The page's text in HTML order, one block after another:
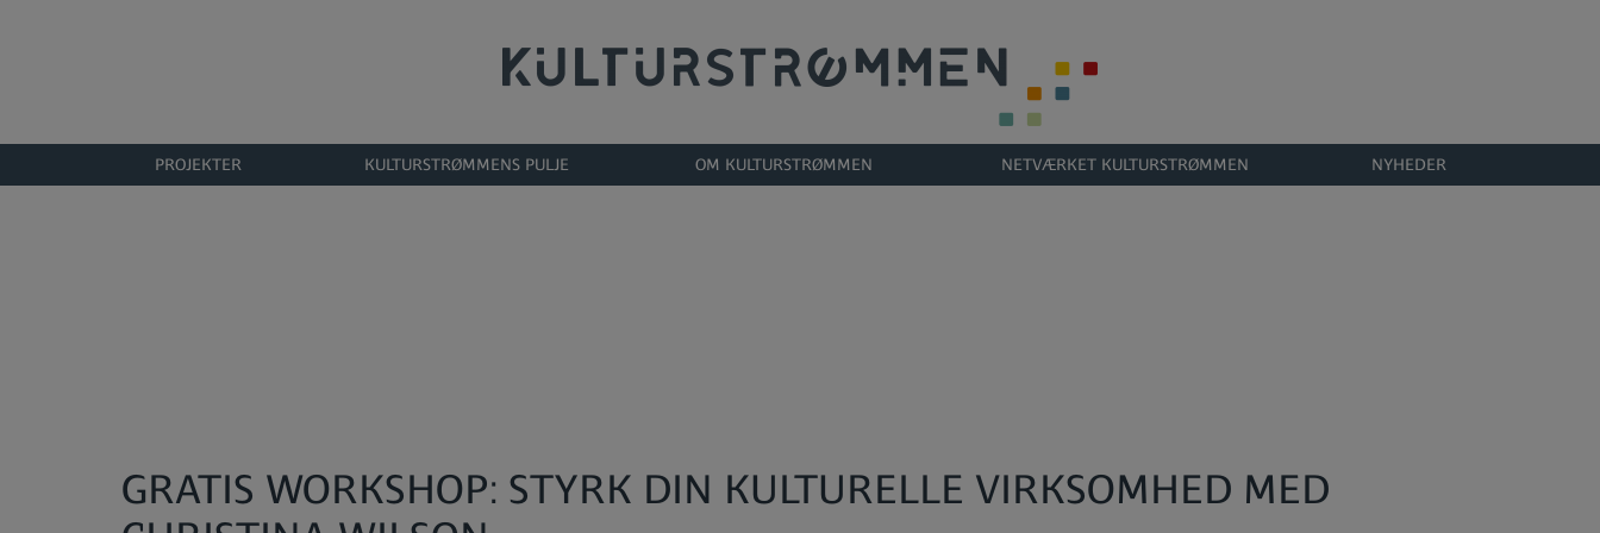
PROJEKTER KULTURSTRØMMENS PULJE OM KULTURSTRØMMEN NETVÆRKET KULTURSTRØMMEN NYHEDER
GRATIS WORKSHOP: STYRK DIN KULTURELLE VIRKSOMHED MED